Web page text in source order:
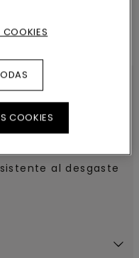
al desgaste
COOKIES
COOKIES